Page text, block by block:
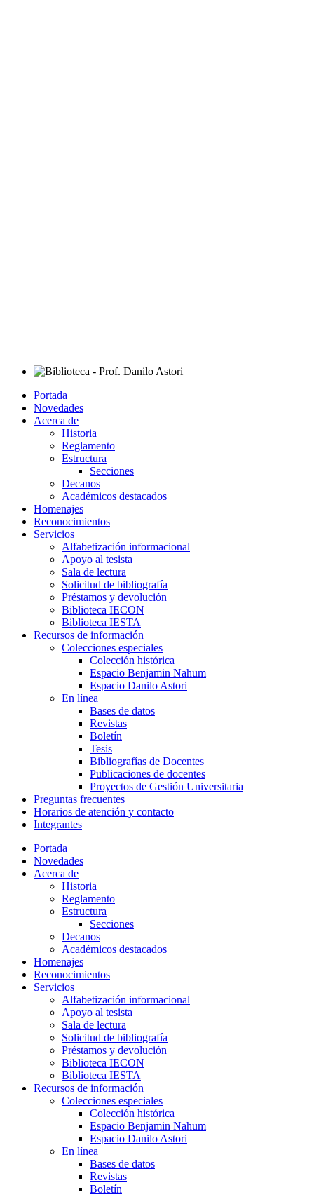
Portada
Novedades
Acerca de
Historia
Reglamento
Estructura
Secciones
Decanos
Académicos destacados
Homenajes
Reconocimientos
Servicios
Alfabetización informacional
Apoyo al tesista
Sala de lectura
Solicitud de bibliografía
Préstamos y devolución
Biblioteca IECON
Biblioteca IESTA
Recursos de información
Colecciones especiales
Colección histórica
Espacio Benjamin Nahum
Espacio Danilo Astori
En línea
Bases de datos
Revistas
Boletín
Tesis
Bibliografías de Docentes
Publicaciones de docentes
Proyectos de Gestión Universitaria
Preguntas frecuentes
Horarios de atención y contacto
Integrantes
Portada
Novedades
Acerca de
Historia
Reglamento
Estructura
Secciones
Decanos
Académicos destacados
Homenajes
Reconocimientos
Servicios
Alfabetización informacional
Apoyo al tesista
Sala de lectura
Solicitud de bibliografía
Préstamos y devolución
Biblioteca IECON
Biblioteca IESTA
Recursos de información
Colecciones especiales
Colección histórica
Espacio Benjamin Nahum
Espacio Danilo Astori
En línea
Bases de datos
Revistas
Boletín